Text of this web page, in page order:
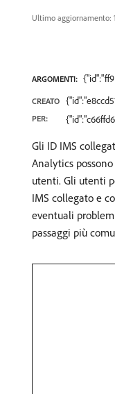
Ultimo aggiornamento:
ARGOMENTI:
CREATO
PER:
Gli ID IMS
Analytics
utenti. Gli utenti
IMS collegato e
eventuali
passaggi più